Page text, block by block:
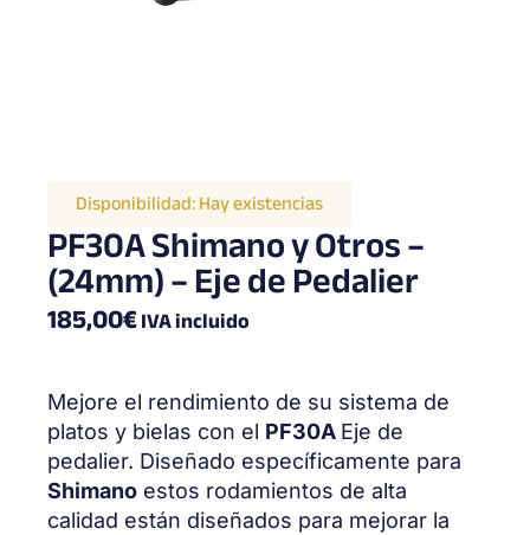
Disponibilidad:Hay existencias
PF30A Shimano y Otros –
(24mm) – Eje de Pedalier
185,00€IVA incluido
Mejore el rendimiento de su sistema de
platos y bielas con el PF30A Eje de
pedalier. Diseñado específicamente para
Shimano estos rodamientos de alta
calidad están diseñados para mejorar la